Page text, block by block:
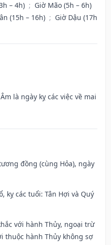
– 4h) ; Giờ Mão (5h – 6h)
(15h – 16h) ; Giờ Dậu (17h
là ngày kỵ các việc về mai
đồng (cùng Hỏa), ngày
kỵ các tuổi: Tân Hợi và Quý
với hành Thủy, ngoại trừ
thuộc hành Thủy không sợ